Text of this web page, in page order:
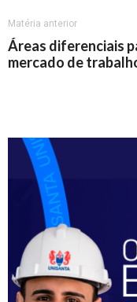
Matéria anterior
Áreas diferenciais
mercado de